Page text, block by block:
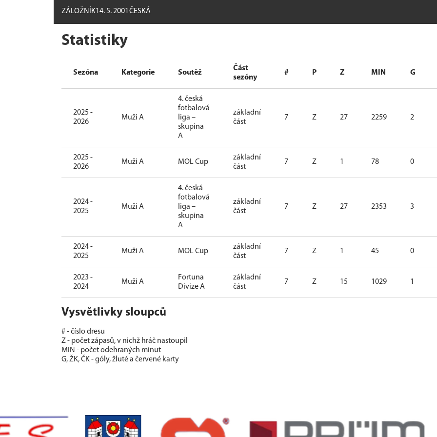
ZÁLOŽNÍK14. 5. 2001 ČESKÁ
Statistiky
Sezóna Kategorie Soutěž
Část
sezóny
# P Z MIN G
2025 -
2026
Muži A
4. česká
fotbalová
liga –
skupina
A
základní
část
7 Z 27 2259 2
2025 -
2026
Muži A MOL Cup
základní
část
7 Z 1 78 0
2024 -
2025
Muži A
4. česká
fotbalová
liga –
skupina
A
základní
část
7 Z 27 2353 3
2024 -
2025
Muži A MOL Cup
základní
část
7 Z 1 45 0
2023 -
2024
Muži A
Fortuna
Divize A
základní
část
7 Z 15 1029 1
Vysvětlivky sloupců
# - číslo dresu
Z - počet zápasů, v nichž hráč nastoupil
MIN - počet odehraných minut
G, ŽK, ČK - góly, žluté a červené karty